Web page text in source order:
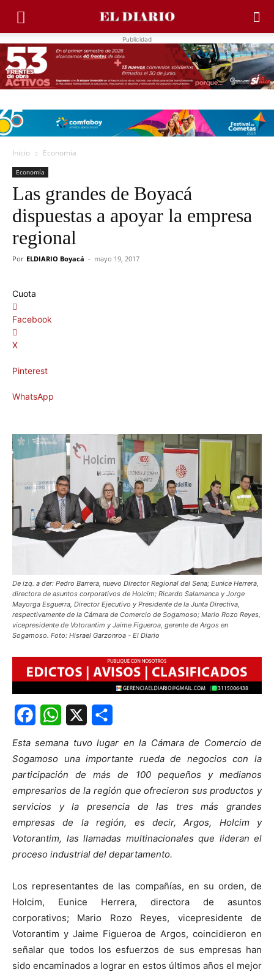
Publicidad
Inicio Economía
Economía
Las grandes de Boyacá
dispuestas a apoyar la empresa
regional
Por ELDIARIO Boyacá - mayo 19, 2017
Cuota
Facebook
X
Pinterest
WhatsApp
De izq. a der: Pedro Barrera, nuevo Director Regional del Sena; Eunice Herrera,
directora de asuntos corporativos de Holcim; Ricardo Salamanca y Jorge
Mayorga Esguerra, Director Ejecutivo y Presidente de la Junta Directiva,
respectivamente de la Cámara de Comercio de Sogamoso; Mario Rozo Reyes,
vicepresidente de Votorantim y Jaime Figueroa, gerente de Argos en
Sogamoso. Foto: Hisrael Garzonroa - El Diario
Esta semana tuvo lugar en la Cámara de Comercio de
Sogamoso una importante rueda de negocios con la
participación de más de 100 pequeños y medianos
empresarios de la región que ofrecieron sus productos y
servicios y la presencia de las tres más grandes
empresas de la región, es decir, Argos, Holcim y
Votorantim, las llamadas multinacionales que lideran el
proceso industrial del departamento.
Los representantes de las compañías, en su orden, de
Holcim, Eunice Herrera, directora de asuntos
corporativos; Mario Rozo Reyes, vicepresidente de
Votorantim y Jaime Figueroa de Argos, coincidieron en
señalar que todos los esfuerzos de sus empresas han
sido encaminados a lograr en estos últimos años el mejor